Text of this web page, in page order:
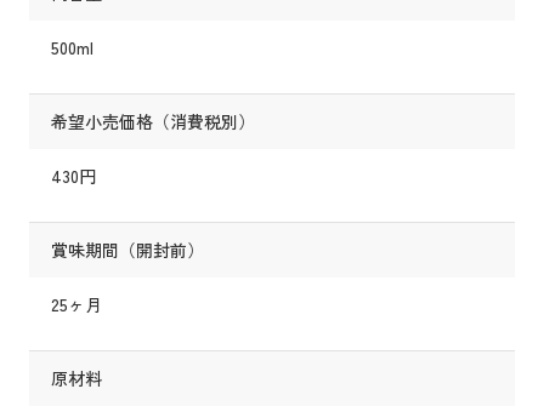
500ml
希望小売価格（消費税別）
430円
賞味期間（開封前）
25ヶ月
原材料